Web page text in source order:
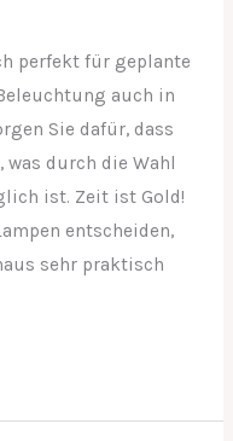
perfekt für geplante
auch in
Sie dafür, dass
durch die Wahl
ist. Zeit ist Gold!
entscheiden,
sehr praktisch